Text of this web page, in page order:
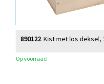
Kist met los deksel,
890122
Op voorraad